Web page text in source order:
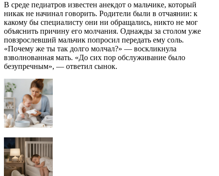
В среде педиатров известен анекдот о мальчике, который
никак не начинал говорить. Родители были в отчаянии: к
какому бы специалисту они ни обращались, никто не мог
объяснить причину его молчания. Однажды за столом уже
повзрослевший мальчик попросил передать ему соль.
«Почему же ты так долго молчал?» — воскликнула
взволнованная мать. «До сих пор обслуживание было
безупречным», — ответил сынок.